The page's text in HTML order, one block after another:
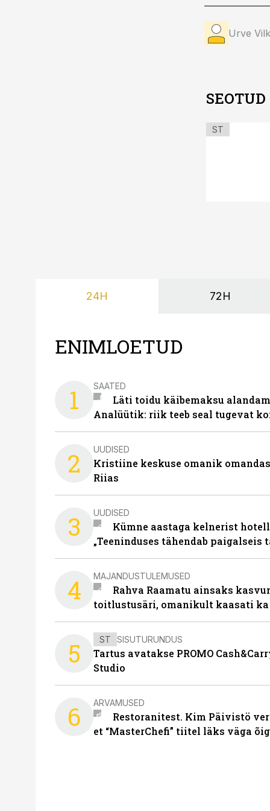
Urve Vilk
SEOTUD
ST
24H 72H
ENIMLOETUD
1 SAATED
Läti toidu käibemaksu
Analüütik: riik teeb seal tugevat
2 UUDISED
Kristiine keskuse omanik
Riias
3 UUDISED
Kümne aastaga kelnerist
„Teeninduses tähendab paigalseis
4 MAJANDUSTULEMUSED
Rahva Raamatu ainsaks
toitlustusäri, omanikult kaasati ka
5 ST SISUTURUNDUS
Tartus avatakse PROMO
Studio
6 ARVAMUSED
Restoranitest. Kim Päivistö
et “MasterChefi” tiitel läks väga